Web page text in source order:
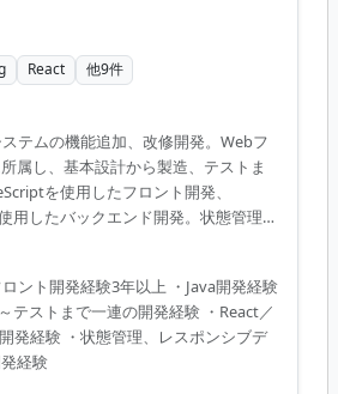
React 他9件
テムの機能追加、改修開発。Webフ
属し、基本設計から製造、テストま
を使用したフロント開発、
用したバックエンド開発。状態管理、
見積、割振り、進捗管理、報告、レ
サポートも担当。
ント開発経験3年以上 ・Java開発経験
テストまで一連の開発経験 ・React／
発経験 ・状態管理、レスポンシブデ
経験